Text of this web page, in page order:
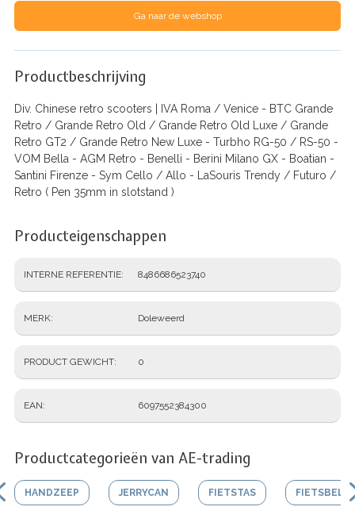
Ga naar de webshop
Productbeschrijving
Div. Chinese retro scooters | IVA Roma / Venice - BTC Grande
Retro / Grande Retro Old / Grande Retro Old Luxe / Grande
Retro GT2 / Grande Retro New Luxe - Turbho RG-50 / RS-50 -
VOM Bella - AGM Retro - Benelli - Berini Milano GX - Boatian -
Santini Firenze - Sym Cello / Allo - LaSouris Trendy / Futuro /
Retro ( Pen 35mm in slotstand )
Producteigenschappen
INTERNE REFERENTIE 8486686523740
MERK Doleweerd
PRODUCT GEWICHT 0
EAN 6097552384300
Productcategorieën van AE-trading
HANDZEEP JERRYCAN FIETSTAS FIETSBEL